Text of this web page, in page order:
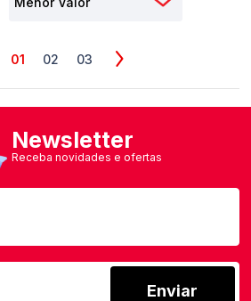
01 02 03
Newsletter
Receba novidades e ofertas
Enviar